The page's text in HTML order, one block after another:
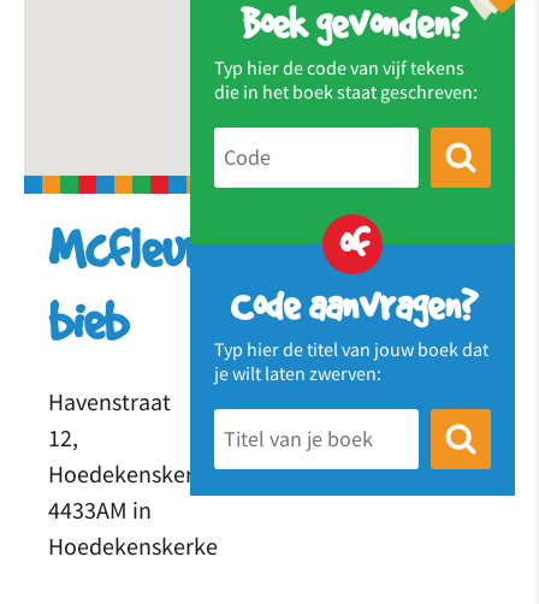
Boek gevonden?
Typ hier de code van vijf tekens
die in het boek staat geschreven:
of
Code aanvragen?
Typ hier de titel van jouw boek dat
je wilt laten zwerven:
Mcfleuries
bieb
Havenstraat
12,
Hoedekenskerke
4433AM in
Hoedekenskerke